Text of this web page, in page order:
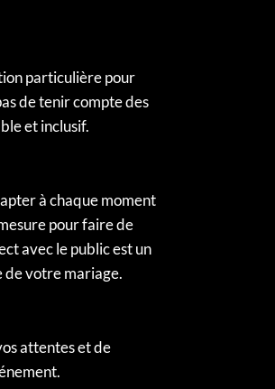
particulière pour
de tenir compte des
et inclusif.
à chaque moment
pour faire de
avec le public est un
de votre mariage.
attentes et de